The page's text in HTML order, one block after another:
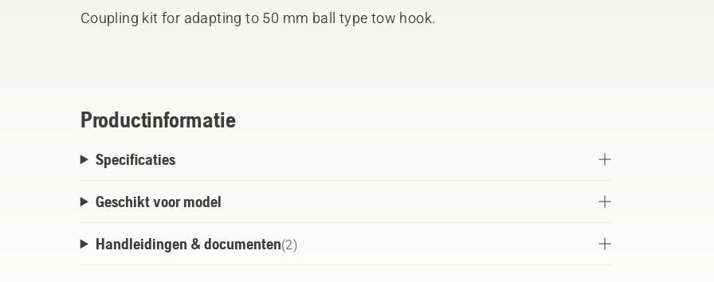
Coupling kit for adapting to 50 mm ball type tow hook.
Productinformatie
Specificaties
Geschikt voor model
Handleidingen & documenten(2)